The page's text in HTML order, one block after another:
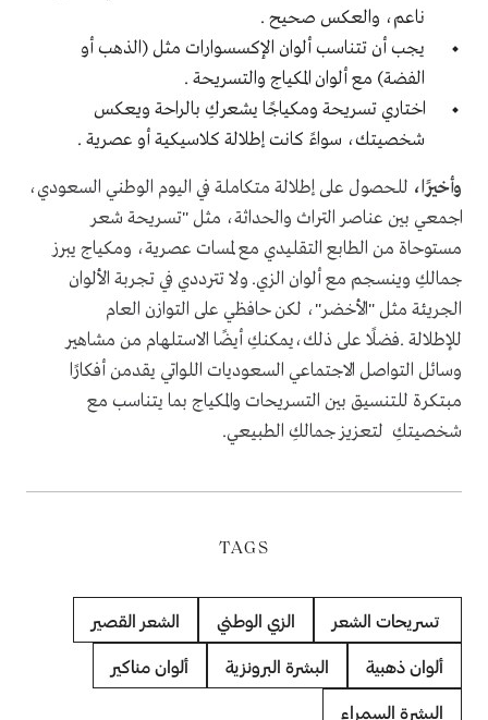
ناعم، والعكس صحيح .
يجب أن تتناسب ألوان الإكسسوارات مثل (الذهب أو
الفضة) مع ألوان المكياج والتسريحة .
اختاري تسريحة ومكياجًا يشعركِ بالراحة ويعكس
شخصيتك، سواءً كانت إطلالة كلاسيكية أو عصرية .
وأخيرًا، للحصول على إطلالة متكاملة في اليوم الوطني السعودي،
اجمعي بين عناصر التراث والحداثة، مثل "تسريحة شعر
مستوحاة من الطابع التقليدي مع لمسات عصرية، ومكياج يبرز
جمالكِ وينسجم مع ألوان الزي. ولا تترددي في تجربة الألوان
الجريئة مثل "الأخضر"، لكن حافظي على التوازن العام
للإطلالة .فضلًا على ذلك،يمكنكِ أيضًا الاستلهام من مشاهير
وسائل التواصل الاجتماعي السعوديات اللواتي يقدمن أفكارًا
مبتكرة للتنسيق بين التسريحات والمكياج بما يتناسب مع
شخصيتكِ لتعزيز جمالكِ الطبيعي.
TAGS
تسريحات الشعر الزي الوطني الشعر القصير
ألوان ذهبية البشرة البرونزية ألوان مناكير
البشرة السمراء